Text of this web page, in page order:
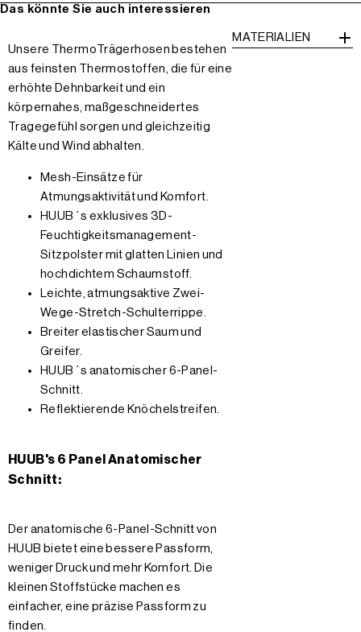
Das könnte Sie auch interessieren
Unsere ThermoTrägerhosen bestehen
aus feinsten Thermostoffen, die für eine
erhöhte Dehnbarkeit und ein
körpernahes, maßgeschneidertes
Tragegefühl sorgen und gleichzeitig
Kälte und Wind abhalten.
Mesh-Einsätze für
Atmungsaktivität und Komfort.
HUUB´s exklusives 3D-
Feuchtigkeitsmanagement-
Sitzpolster mit glatten Linien und
hochdichtem Schaumstoff.
Leichte, atmungsaktive Zwei-
Wege-Stretch-Schulterrippe.
Breiter elastischer Saum und
Greifer.
HUUB´s anatomischer 6-Panel-
Schnitt.
Reflektierende Knöchelstreifen.
HUUB's 6 Panel Anatomischer
Schnitt:
Der anatomische 6-Panel-Schnitt von
HUUB bietet eine bessere Passform,
weniger Druck und mehr Komfort. Die
kleinen Stoffstücke machen es
einfacher, eine präzise Passform zu
finden.
MATERIALIEN